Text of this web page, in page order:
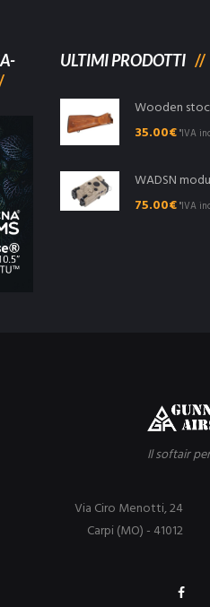
ULTIMI PRODOTTI
Wooden
35.00€"IVA
WADSN
75.00€"IVA
Il softair
Via Ciro Menotti, 24
Carpi (MO) - 41012